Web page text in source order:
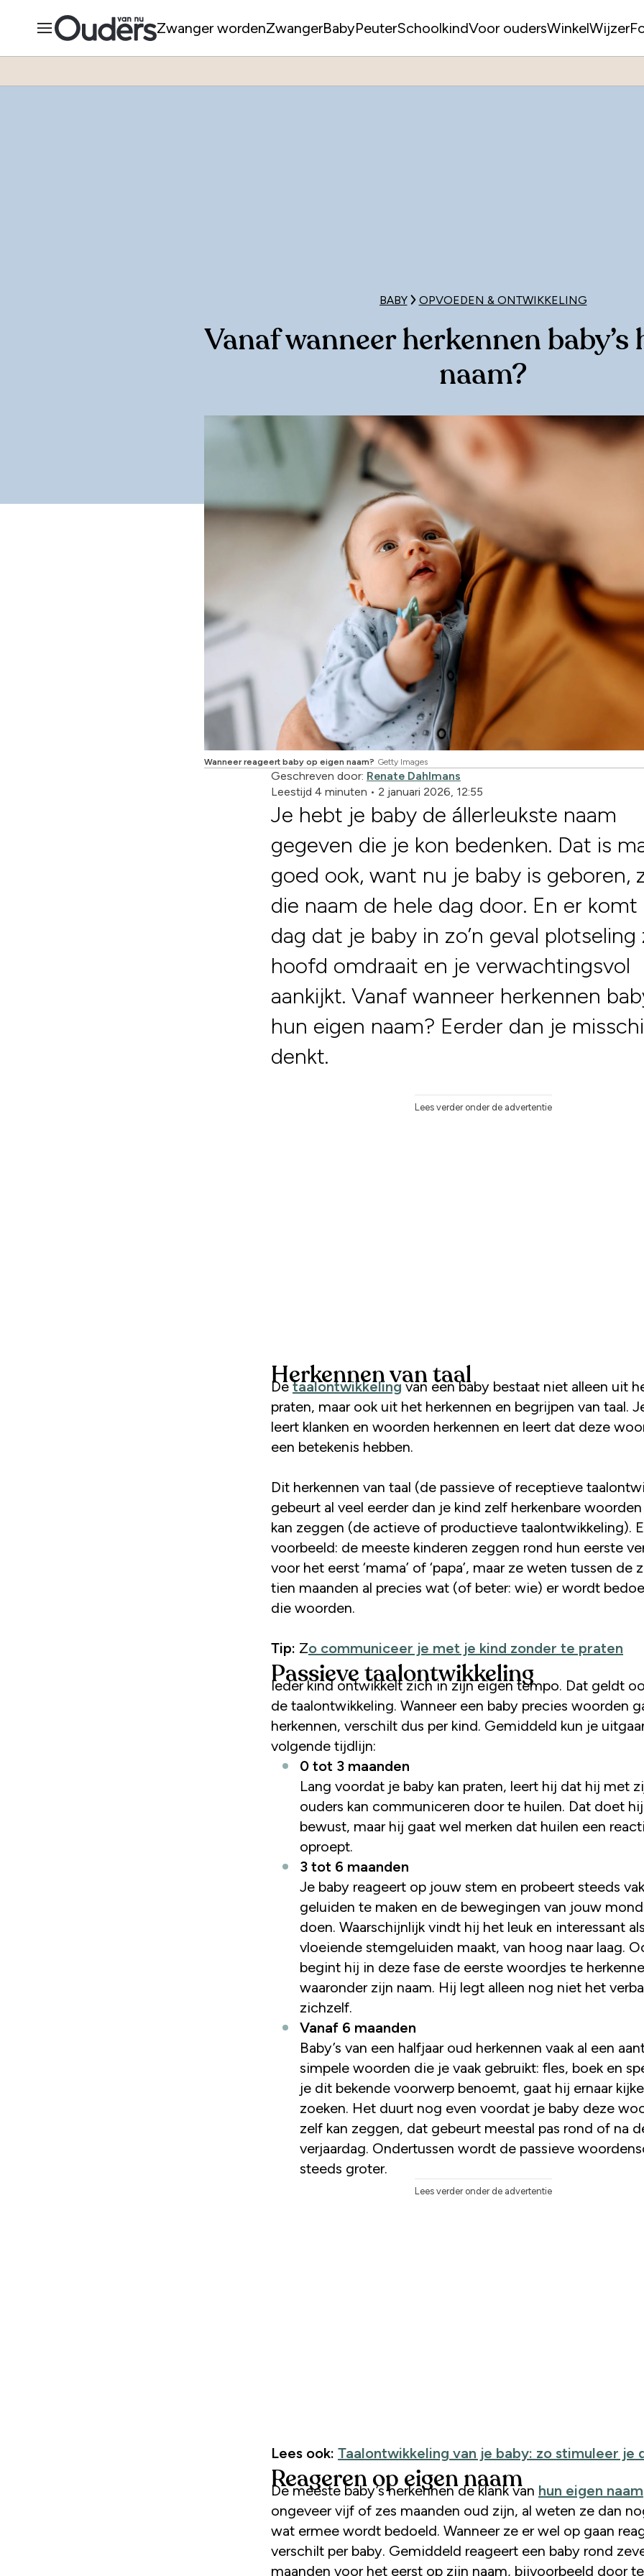
Zwanger wordenZwangerBabyPeuterSchoolkindVoor oudersWinkelWijzer
BABY OPVOEDEN & ONTWIKKELING
Vanaf wanneer herkennen baby’s
naam?
Wanneer reageert baby op eigen naam? Getty Images
Geschreven door: Renate Dahlmans
Leestijd 4 minuten • 2 januari 2026, 12:55
Je hebt je baby de állerleukste naam
gegeven die je kon bedenken. Dat is
goed ook, want nu je baby is geboren,
die naam de hele dag door. En er komt
dag dat je baby in zo’n geval plotseling
hoofd omdraait en je verwachtingsvol
aankijkt. Vanaf wanneer herkennen
hun eigen naam? Eerder dan je
denkt.
Lees verder onder de advertentie
Herkennen van taal
Detaalontwikkelingvan een baby bestaat niet alleen uit
praten, maar ook uit het herkennen en begrijpen van taal.
leert klanken en woorden herkennen en leert dat deze
een betekenis hebben.
Dit herkennen van taal (de passieve of receptieve
gebeurt al veel eerder dan je kind zelf herkenbare
kan zeggen (de actieve of productieve taalontwikkeling).
voorbeeld: de meeste kinderen zeggen rond hun eerste
voor het eerst ‘mama’ of ‘papa’, maar ze weten tussen de
tien maanden al precies wat (of beter: wie) er wordt
die woorden.
Tip: Zo communiceer je met je kind zonder te praten
Passieve taalontwikkeling
Ieder kind ontwikkelt zich in zijn eigen tempo. Dat geldt
de taalontwikkeling. Wanneer een baby precies woorden
herkennen, verschilt dus per kind. Gemiddeld kun je
volgende tijdlijn:
0 tot 3 maanden
Lang voordat je baby kan praten, leert hij dat hij met
ouders kan communiceren door te huilen. Dat doet
bewust, maar hij gaat wel merken dat huilen een
oproept.
3 tot 6 maanden
Je baby reageert op jouw stem en probeert steeds
geluiden te maken en de bewegingen van jouw
doen. Waarschijnlijk vindt hij het leuk en interessant
vloeiende stemgeluiden maakt, van hoog naar laag.
begint hij in deze fase de eerste woordjes te
waaronder zijn naam. Hij legt alleen nog niet het
zichzelf.
Vanaf 6 maanden
Baby’s van een halfjaar oud herkennen vaak al een
simpele woorden die je vaak gebruikt: fles, boek en
je dit bekende voorwerp benoemt, gaat hij ernaar
zoeken. Het duurt nog even voordat je baby deze
zelf kan zeggen, dat gebeurt meestal pas rond of na
verjaardag. Ondertussen wordt de passieve
steeds groter.
Lees verder onder de advertentie
Lees ook: Taalontwikkeling van je baby: zo stimuleer je
Reageren op eigen naam
De meeste baby’s herkennen de klank van hun eigen naam
ongeveer vijf of zes maanden oud zijn, al weten ze dan
wat ermee wordt bedoeld. Wanneer ze er wel op gaan
verschilt per baby. Gemiddeld reageert een baby rond
maanden voor het eerst op zijn naam, bijvoorbeeld door te